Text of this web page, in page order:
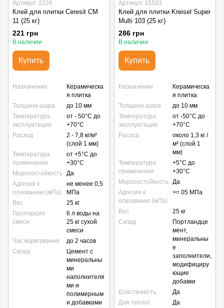
Артикул: 2226
Клей для плитки Ceresit CM
11 (25 кг)
221 грн
В наличии
Купить
Назначение
Керамическа
я плитка
Толщина шара
до 10 мм
Температура
эксплуатации
от - 50°С до
+70°С
Расход
2 - 7,8 кг/м²
(слой 1 мм)
Температура
применения
от +5°С до
+30°С
Морозостойкость Да
Адгезия к
основанию (мПа)
не менее 0,5
МПа
Вес
25 кг
Пропорция
смеси
6 л воды на
25 кг сухой
смеси
Час коригування
до 2 часов
Склад
Цемент с
минеральны
ми
наполнителя
ми и
полимерным
и добавками
Артикул: 15503
Клей для плитки Kreisel Super
Multi 103 (25 кг)
286 грн
В наличии
Купить
Назначение
Керамическа
я плитка
Толщина шара
до 10 мм
Температура
эксплуатации
от -50°C до
+70°C
Расход
около 1,3 кг /
м² (слой 1
мм)
Температура
применения
+5°C до
+30°C
Морозостойкость Да
Адгезия к
основанию (мПа)
>= 05 МПа
Вес
25 кг
Склад
Портландце
мент,
минеральны
е
заполнители,
модифициру
ющие
добавки
Еластичність
Да
Для теплої
Да